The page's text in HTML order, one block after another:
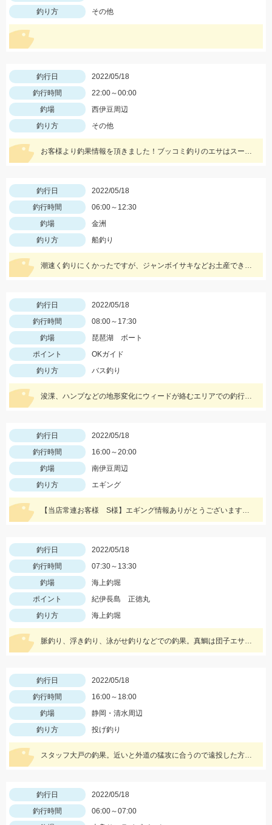
釣り方
その他
釣行日
2022/05/18
釣行時間
22:00～00:00
釣場
西伊豆周辺
釣り方
その他
お客様より釣果情報を頂きました！ブッコミ釣りのエサはスーパーで売っているムツッコ。短い釣行時間で時合を逃さずヒットさせました。
釣行日
2022/05/18
釣行時間
06:00～12:30
釣場
金洲
釣り方
船釣り
潮速く釣りにくかったですが、ジャンボイサキなどお土産できました。
釣行日
2022/05/18
釣行時間
08:00～17:30
釣場
琵琶湖 ボート
ポイント
OKガイド
釣り方
バス釣り
浚渫、ハンプなどの地形変化にウィードが絡むエリアでの釣行。スワンプクローラーでの釣果でした。
釣行日
2022/05/18
釣行時間
16:00～20:00
釣場
南伊豆周辺
釣り方
エギング
【当店常連お客様 S様】エギング情報ありがとうございます！ 夕方から夜にかけての時間帯で800ｇサイズゲット！
釣行日
2022/05/18
釣行時間
07:30～13:30
釣場
海上釣堀
ポイント
紀伊長島 正徳丸
釣り方
海上釣堀
脈釣り、浮き釣り、泳がせ釣りなどでの釣果。真鯛は団子エサやむきエビ、冷凍ボケなどに好反応。青物はキビナゴや鰹のハラモなどでヒット。
釣行日
2022/05/18
釣行時間
16:00～18:00
釣場
静岡・清水周辺
釣り方
投げ釣り
スタッフ大戸の釣果。近いと外道の猛攻に合うので遠投した方がキスのアタリが出る。イシグロの赤イソメ使用。
釣行日
2022/05/18
釣行時間
06:00～07:00